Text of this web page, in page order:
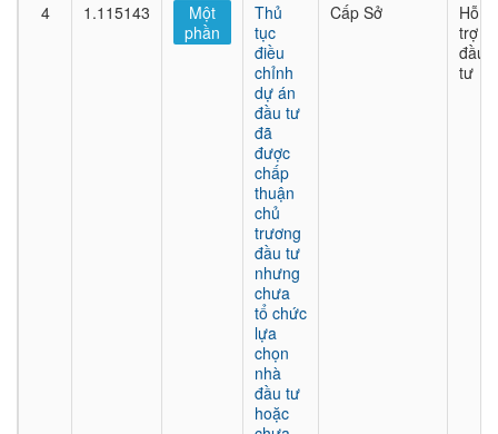
4 1.115143
Một
phần
Thủ
tục
điều
chỉnh
dự án
đầu tư
đã
được
chấp
thuận
chủ
trương
đầu tư
nhưng
chưa
tổ chức
lựa
chọn
nhà
đầu tư
hoặc
Cấp Sở
Hỗ
trợ
đầu
tư